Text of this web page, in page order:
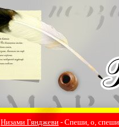
Низами Гянджеви - Спеши, о,